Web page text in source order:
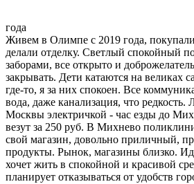
года
Живем в Олимпе с 2019 года,
делали отделку. Светлый спокойный
заборами, все открыто и
закрывать. Дети катаются на великах
где-то, я за них спокоен. Все
вода, даже канализация, что редкость.
Москвы электричкой - час езды до
везут за 250 руб. В Михнево
свой магазин, довольно приличный,
продукты. Рынок, магазины близко.
хочет жить в спокойной и красивой
планирует отказываться от удобств